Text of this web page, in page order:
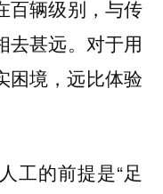
百辆级别，与传
去甚远。对于用
困境，远比体验
工的前提是“足